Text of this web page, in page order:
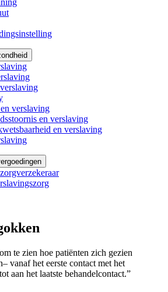
verslaving
en verslaving
en verslaving
te zien hoe patiënten zich gezien
vanaf het eerste contact met het
aan het laatste behandelcontact.”